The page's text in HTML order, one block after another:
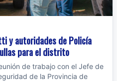
y autoridades de Policía
para el distrito
de trabajo con el Jefe de
de la Provincia de